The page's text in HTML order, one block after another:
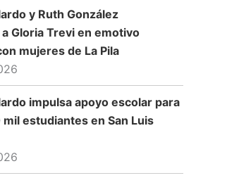
y Ruth González
Gloria Trevi en emotivo
mujeres de La Pila
impulsa apoyo escolar para
estudiantes en San Luis